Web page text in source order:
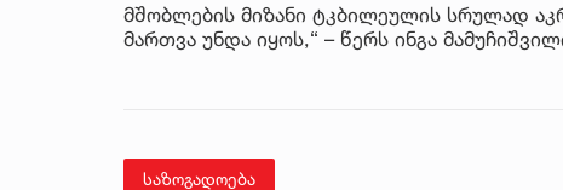
მშობლების მიზანი ტკბილეულის სრულად
მართვა უნდა იყოს,“ – წერს ინგა
საზოგადოება